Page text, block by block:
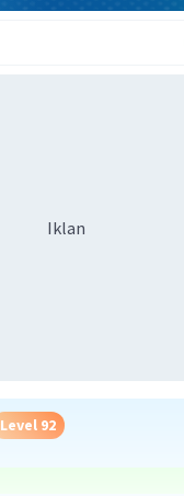
Iklan
Level 92